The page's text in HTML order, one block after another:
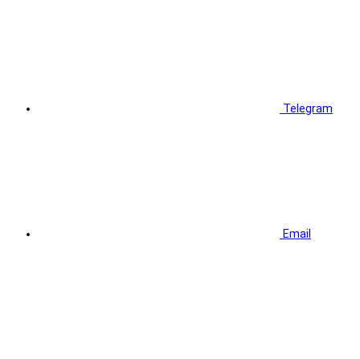
Telegram
Email